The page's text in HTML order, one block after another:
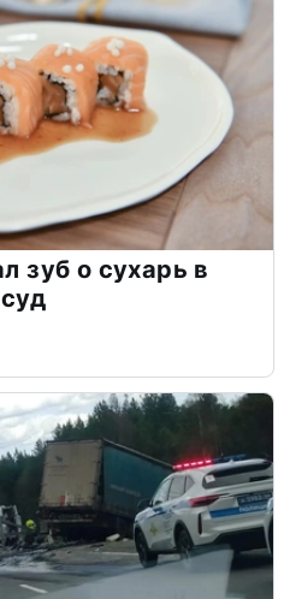
зуб о сухарь в